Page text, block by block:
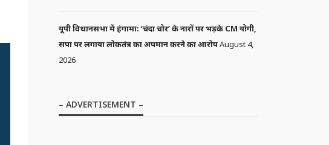
यूपी विधानसभा में हंगामा: ‘चंदा चोर’ के नारों पर भड़के CM योगी,
सपा पर लगाया लोकतंत्र का अपमान करने का आरोपAugust 4,
2026
– ADVERTISEMENT –